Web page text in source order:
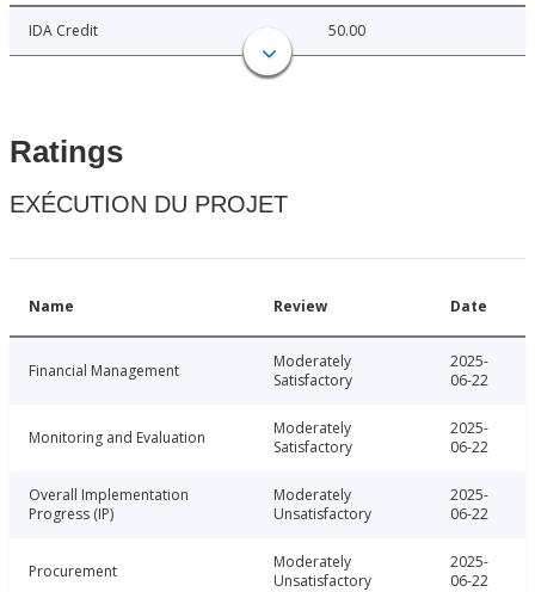
IDA Credit 50.00
Ratings
EXÉCUTION DU PROJET
Name Review Date
Financial Management
Moderately
Satisfactory
2025-
06-22
Monitoring and Evaluation
Moderately
Satisfactory
2025-
06-22
Overall Implementation
Progress (IP)
Moderately
Unsatisfactory
2025-
06-22
Procurement
Moderately
Unsatisfactory
2025-
06-22